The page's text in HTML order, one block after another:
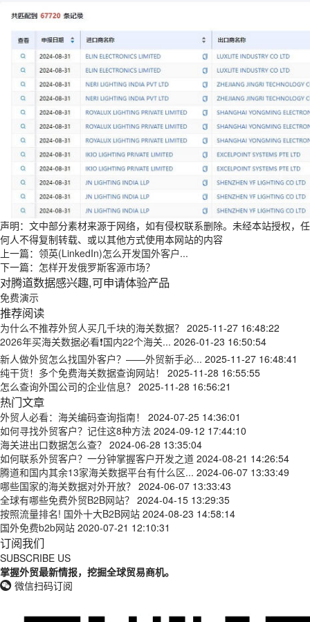
声明：文中部分素材来源于网络，如有侵权联系删除。未经本站授权，任
何人不得复制转载、或以其他方式使用本网站的内容
上一篇： 领英(LinkedIn)怎么开发国外客户...
下一篇： 怎样开发俄罗斯客源市场？
对腾道数据感兴趣,可申请体验产品
免费演示
推荐阅读
为什么不推荐外贸人买几千块的海关数据？ 2025-11-27 16:48:22
2026年买海关数据必看❗国内22个海关... 2026-01-23 16:50:54
新人做外贸怎么找国外客户？——外贸新手必... 2025-11-27 16:48:41
纯干货！多个免费海关数据查询网站！
2025-11-28 16:55:55
怎么查询外国公司的企业信息？ 2025-11-28 16:56:21
热门文章
外贸人必看：海关编码查询指南！
2024-07-25 14:36:01
如何寻找外贸客户？记住这8种方法 2024-09-12 17:44:10
海关进出口数据怎么查？ 2024-06-28 13:35:04
如何联系外贸客户？一分钟掌握客户开发之道 2024-08-21 14:26:54
腾道和国内其余13家海关数据平台有什么区... 2024-06-07 13:33:49
哪些国家的海关数据对外开放？ 2024-06-07 13:33:43
全球有哪些免费外贸B2B网站？ 2024-04-15 13:29:35
按照流量排名! 国外十大B2B网站 2024-08-23 14:58:14
国外免费b2b网站 2020-07-21 12:10:31
订阅我们
SUBSCRIBE US
掌握外贸最新情报，挖掘全球贸易商机。
微信扫码订阅